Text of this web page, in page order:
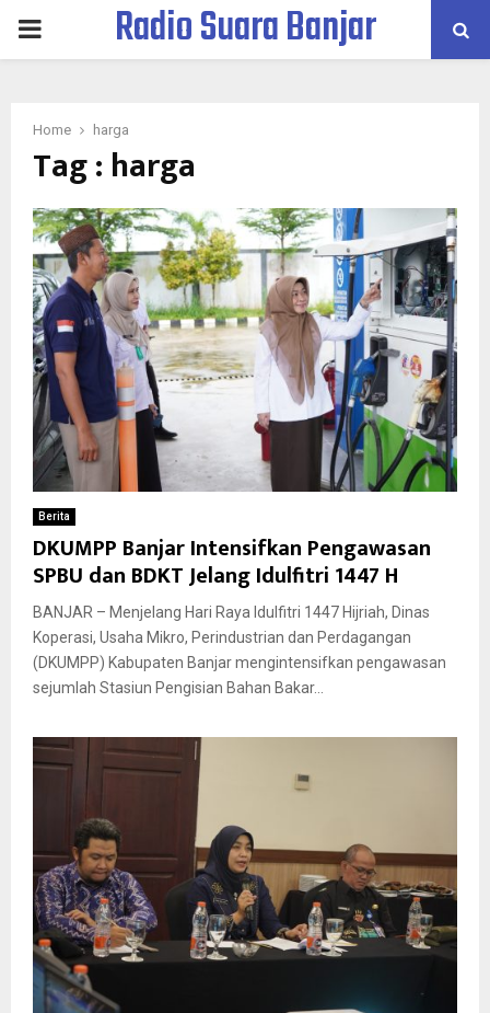
PRIMARYRadio Suara Banjar
Home harga
Tag : harga
Berita
DKUMPP Banjar Intensifkan Pengawasan
SPBU dan BDKT Jelang Idulfitri 1447 H
BANJAR – Menjelang Hari Raya Idulfitri 1447 Hijriah, Dinas
Koperasi, Usaha Mikro, Perindustrian dan Perdagangan
(DKUMPP) Kabupaten Banjar mengintensifkan pengawasan
sejumlah Stasiun Pengisian Bahan Bakar...